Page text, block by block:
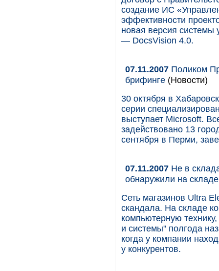
создание ИС
эффективности
новая версия системы
— DocsVision 4.0.
07.11.2007 Поликом
брифинге (Новости)
30 октября в
серии
выступает Microsoft.
задействовано 13
сентября в Перми,
07.11.2007 Не в
обнаружили на
Сеть магазинов Ultra
скандала. На складе
компьютерную
и системы" полгода
когда у компании
у конкурентов.